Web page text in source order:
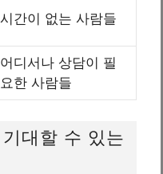
시간이 없는 사람들
어디서나 상담이 필
요한 사람들
대할 수 있는